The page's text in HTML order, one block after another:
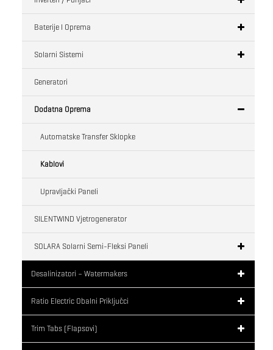
Baterije I Oprema
Solarni Sistemi
Generatori
Dodatna Oprema
Automatske Transfer Sklopke
Kablovi
Upravljački Paneli
SILENTWIND Vjetrogenerator
SOLARA Solarni Semi-Fleksi Paneli
Desalinizatori – Watermakers
Ratio Electric Obalni Priključci
Trim Tabs (flapsovi)